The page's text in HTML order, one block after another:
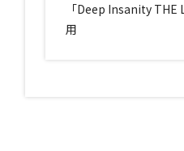
「Deep Insanity THE
用